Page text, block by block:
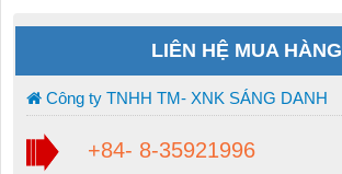
LIÊN HỆ MUA HÀNG
Công ty TNHH TM- XNK SÁNG DANH
+84- 8-35921996